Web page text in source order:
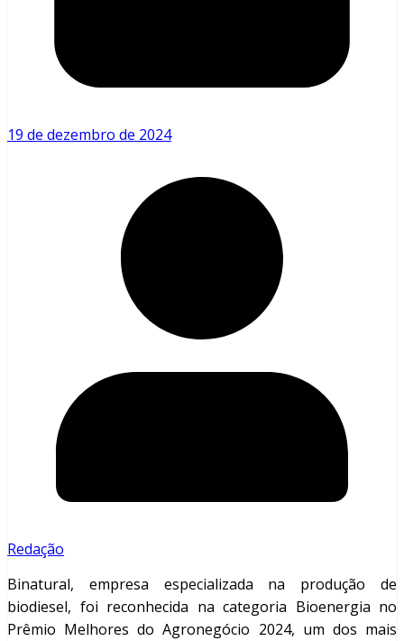
19 de dezembro de 2024
Redação
Binatural, empresa especializada na produção de
biodiesel, foi reconhecida na categoria Bioenergia no
Prêmio Melhores do Agronegócio 2024, um dos mais